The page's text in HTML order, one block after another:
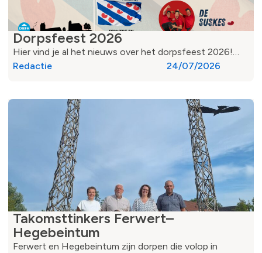
Dorpsfeest 2026
Hier vind je al het nieuws over het dorpsfeest 2026!…
Redactie
24/07/2026
Takomsttinkers Ferwert–
Hegebeintum
Ferwert en Hegebeintum zijn dorpen die volop in